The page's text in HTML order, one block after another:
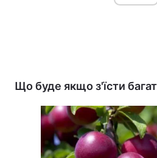
Що буде якщо з'їсти